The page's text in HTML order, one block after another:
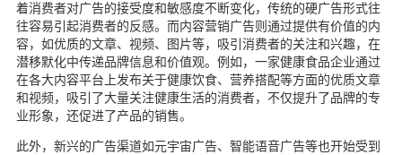
着消费者对广告的接受度和敏感度不断变化，传统的硬广告形式往
往容易引起消费者的反感。而内容营销广告则通过提供有价值的内
容，如优质的文章、视频、图片等，吸引消费者的关注和兴趣，在
潜移默化中传递品牌信息和价值观。例如，一家健康食品企业通过
在各大内容平台上发布关于健康饮食、营养搭配等方面的优质文章
和视频，吸引了大量关注健康生活的消费者，不仅提升了品牌的专
业形象，还促进了产品的销售。
此外，新兴的广告渠道如元宇宙广告、智能语音广告等也开始受到